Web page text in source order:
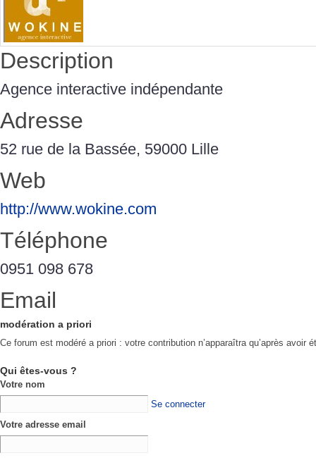
Description
Agence interactive indépendante
Adresse
52 rue de la Bassée, 59000 Lille
Web
http://www.wokine.com
Téléphone
0951 098 678
Email
modération a priori
Ce forum est modéré a priori : votre contribution n’apparaîtra qu’après avoir
Qui êtes-vous ?
Votre nom
Se connecter
Votre adresse email